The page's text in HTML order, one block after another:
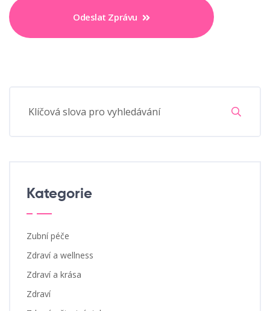
Odeslat Zprávu
Kategorie
Zubní péče
Zdraví a wellness
Zdraví a krása
Zdraví